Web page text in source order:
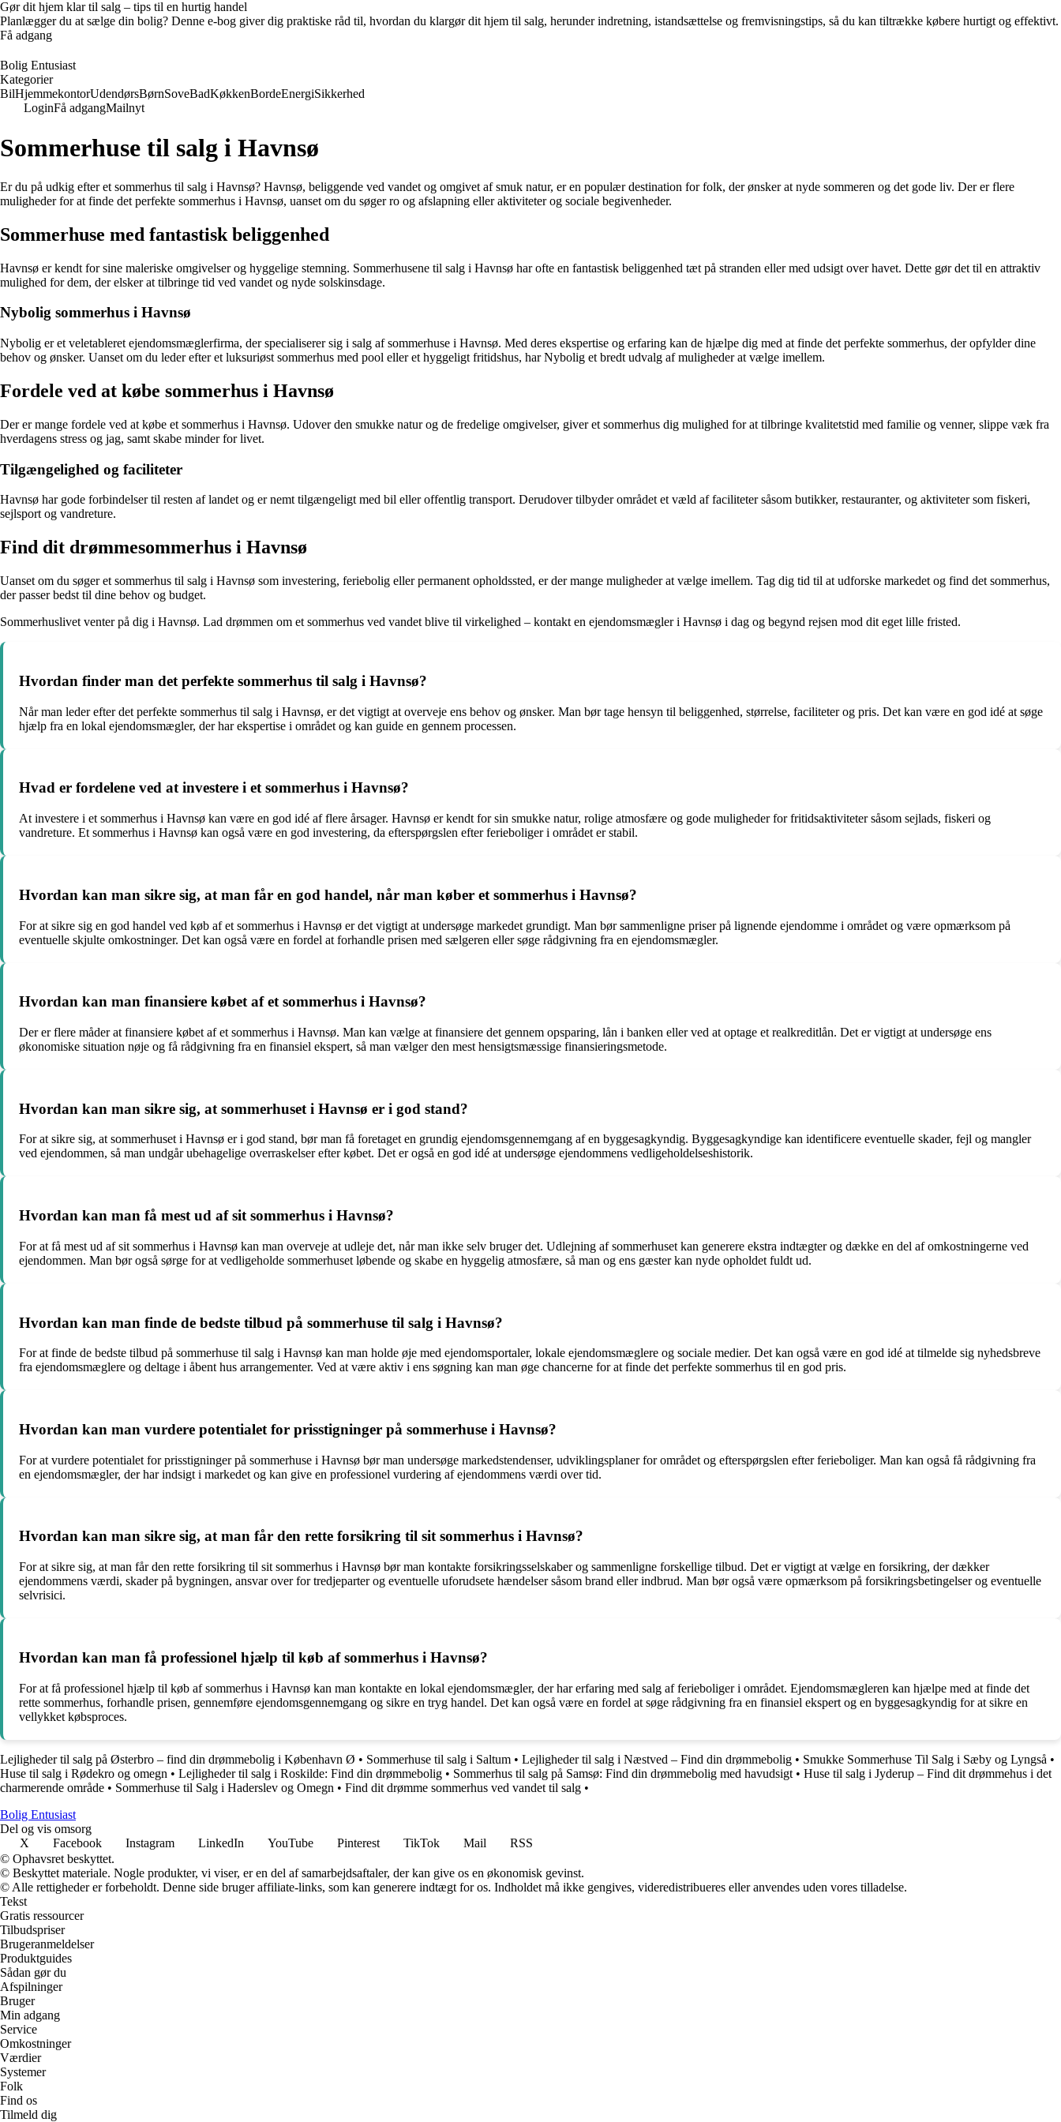
Gør dit hjem klar til salg – tips til en hurtig handel
Planlægger du at sælge din bolig? Denne e-bog giver dig praktiske råd til, hvordan du klargør dit hjem til salg, herunder indretning, istandsættelse og fremvisningstips, så du kan tiltrække købere hurtigt og effektivt.
Få adgang
Bolig Entusiast
Kategorier
BilHjemmekontorUdendørsBørnSoveBadKøkkenBordeEnergiSikkerhed
LoginFå adgangMailnyt
Sommerhuse til salg i Havnsø
Er du på udkig efter et sommerhus til salg i Havnsø? Havnsø, beliggende ved vandet og omgivet af smuk natur, er en populær destination for folk, der ønsker at nyde sommeren og det gode liv. Der er flere
muligheder for at finde det perfekte sommerhus i Havnsø, uanset om du søger ro og afslapning eller aktiviteter og sociale begivenheder.
Sommerhuse med fantastisk beliggenhed
Havnsø er kendt for sine maleriske omgivelser og hyggelige stemning. Sommerhusene til salg i Havnsø har ofte en fantastisk beliggenhed tæt på stranden eller med udsigt over havet. Dette gør det til en attraktiv
mulighed for dem, der elsker at tilbringe tid ved vandet og nyde solskinsdage.
Nybolig sommerhus i Havnsø
Nybolig er et veletableret ejendomsmæglerfirma, der specialiserer sig i salg af sommerhuse i Havnsø. Med deres ekspertise og erfaring kan de hjælpe dig med at finde det perfekte sommerhus, der opfylder dine
behov og ønsker. Uanset om du leder efter et luksuriøst sommerhus med pool eller et hyggeligt fritidshus, har Nybolig et bredt udvalg af muligheder at vælge imellem.
Fordele ved at købe sommerhus i Havnsø
Der er mange fordele ved at købe et sommerhus i Havnsø. Udover den smukke natur og de fredelige omgivelser, giver et sommerhus dig mulighed for at tilbringe kvalitetstid med familie og venner, slippe væk fra
hverdagens stress og jag, samt skabe minder for livet.
Tilgængelighed og faciliteter
Havnsø har gode forbindelser til resten af landet og er nemt tilgængeligt med bil eller offentlig transport. Derudover tilbyder området et væld af faciliteter såsom butikker, restauranter, og aktiviteter som fiskeri,
sejlsport og vandreture.
Find dit drømmesommerhus i Havnsø
Uanset om du søger et sommerhus til salg i Havnsø som investering, feriebolig eller permanent opholdssted, er der mange muligheder at vælge imellem. Tag dig tid til at udforske markedet og find det sommerhus,
der passer bedst til dine behov og budget.
Sommerhuslivet venter på dig i Havnsø. Lad drømmen om et sommerhus ved vandet blive til virkelighed – kontakt en ejendomsmægler i Havnsø i dag og begynd rejsen mod dit eget lille fristed.
Hvordan finder man det perfekte sommerhus til salg i Havnsø?
Når man leder efter det perfekte sommerhus til salg i Havnsø, er det vigtigt at overveje ens behov og ønsker. Man bør tage hensyn til beliggenhed, størrelse, faciliteter og pris. Det kan være en god idé at søge
hjælp fra en lokal ejendomsmægler, der har ekspertise i området og kan guide en gennem processen.
Hvad er fordelene ved at investere i et sommerhus i Havnsø?
At investere i et sommerhus i Havnsø kan være en god idé af flere årsager. Havnsø er kendt for sin smukke natur, rolige atmosfære og gode muligheder for fritidsaktiviteter såsom sejlads, fiskeri og
vandreture. Et sommerhus i Havnsø kan også være en god investering, da efterspørgslen efter ferieboliger i området er stabil.
Hvordan kan man sikre sig, at man får en god handel, når man køber et sommerhus i Havnsø?
For at sikre sig en god handel ved køb af et sommerhus i Havnsø er det vigtigt at undersøge markedet grundigt. Man bør sammenligne priser på lignende ejendomme i området og være opmærksom på
eventuelle skjulte omkostninger. Det kan også være en fordel at forhandle prisen med sælgeren eller søge rådgivning fra en ejendomsmægler.
Hvordan kan man finansiere købet af et sommerhus i Havnsø?
Der er flere måder at finansiere købet af et sommerhus i Havnsø. Man kan vælge at finansiere det gennem opsparing, lån i banken eller ved at optage et realkreditlån. Det er vigtigt at undersøge ens
økonomiske situation nøje og få rådgivning fra en finansiel ekspert, så man vælger den mest hensigtsmæssige finansieringsmetode.
Hvordan kan man sikre sig, at sommerhuset i Havnsø er i god stand?
For at sikre sig, at sommerhuset i Havnsø er i god stand, bør man få foretaget en grundig ejendomsgennemgang af en byggesagkyndig. Byggesagkyndige kan identificere eventuelle skader, fejl og mangler
ved ejendommen, så man undgår ubehagelige overraskelser efter købet. Det er også en god idé at undersøge ejendommens vedligeholdelseshistorik.
Hvordan kan man få mest ud af sit sommerhus i Havnsø?
For at få mest ud af sit sommerhus i Havnsø kan man overveje at udleje det, når man ikke selv bruger det. Udlejning af sommerhuset kan generere ekstra indtægter og dække en del af omkostningerne ved
ejendommen. Man bør også sørge for at vedligeholde sommerhuset løbende og skabe en hyggelig atmosfære, så man og ens gæster kan nyde opholdet fuldt ud.
Hvordan kan man finde de bedste tilbud på sommerhuse til salg i Havnsø?
For at finde de bedste tilbud på sommerhuse til salg i Havnsø kan man holde øje med ejendomsportaler, lokale ejendomsmæglere og sociale medier. Det kan også være en god idé at tilmelde sig nyhedsbreve
fra ejendomsmæglere og deltage i åbent hus arrangementer. Ved at være aktiv i ens søgning kan man øge chancerne for at finde det perfekte sommerhus til en god pris.
Hvordan kan man vurdere potentialet for prisstigninger på sommerhuse i Havnsø?
For at vurdere potentialet for prisstigninger på sommerhuse i Havnsø bør man undersøge markedstendenser, udviklingsplaner for området og efterspørgslen efter ferieboliger. Man kan også få rådgivning fra
en ejendomsmægler, der har indsigt i markedet og kan give en professionel vurdering af ejendommens værdi over tid.
Hvordan kan man sikre sig, at man får den rette forsikring til sit sommerhus i Havnsø?
For at sikre sig, at man får den rette forsikring til sit sommerhus i Havnsø bør man kontakte forsikringsselskaber og sammenligne forskellige tilbud. Det er vigtigt at vælge en forsikring, der dækker
ejendommens værdi, skader på bygningen, ansvar over for tredjeparter og eventuelle uforudsete hændelser såsom brand eller indbrud. Man bør også være opmærksom på forsikringsbetingelser og eventuelle
selvrisici.
Hvordan kan man få professionel hjælp til køb af sommerhus i Havnsø?
For at få professionel hjælp til køb af sommerhus i Havnsø kan man kontakte en lokal ejendomsmægler, der har erfaring med salg af ferieboliger i området. Ejendomsmægleren kan hjælpe med at finde det
rette sommerhus, forhandle prisen, gennemføre ejendomsgennemgang og sikre en tryg handel. Det kan også være en fordel at søge rådgivning fra en finansiel ekspert og en byggesagkyndig for at sikre en
vellykket købsproces.
Lejligheder til salg på Østerbro – find din drømmebolig i København Ø • Sommerhuse til salg i Saltum • Lejligheder til salg i Næstved – Find din drømmebolig • Smukke Sommerhuse Til Salg i Sæby og Lyngså •
Huse til salg i Rødekro og omegn • Lejligheder til salg i Roskilde: Find din drømmebolig • Sommerhus til salg på Samsø: Find din drømmebolig med havudsigt • Huse til salg i Jyderup – Find dit drømmehus i det
charmerende område • Sommerhuse til Salg i Haderslev og Omegn • Find dit drømme sommerhus ved vandet til salg •
Bolig Entusiast
Del og vis omsorg
X
Facebook Instagram LinkedIn YouTube Pinterest TikTok Mail
RSS
© Ophavsret beskyttet.
© Beskyttet materiale. Nogle produkter, vi viser, er en del af samarbejdsaftaler, der kan give os en økonomisk gevinst.
© Alle rettigheder er forbeholdt. Denne side bruger affiliate-links, som kan generere indtægt for os. Indholdet må ikke gengives, videredistribueres eller anvendes uden vores tilladelse.
Tekst
Gratis ressourcer
Tilbudspriser
Brugeranmeldelser
Produktguides
Sådan gør du
Afspilninger
Bruger
Min adgang
Service
Omkostninger
Værdier
Systemer
Folk
Find os
Tilmeld dig